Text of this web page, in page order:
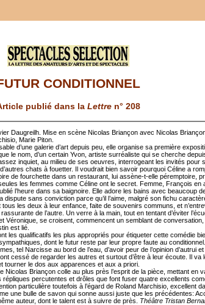
CONDITIONNEL
publié dans la Lettre n° 208
Daugreilh. Mise en scène Nicolas Briançon avec Nicolas
Marie Piton.
d’une galerie d’art depuis peu, elle organise sa première
le nom, d’un certain Yvon, artiste surréaliste qui se cherche
inquiet, au milieu de ses oeuvres, interrogeant les invités pour
chats à fouetter. Il voudrait bien savoir pourquoi Céline a
de fourchette dans un restaurant, lui assène-t-elle péremptoire,
les femmes comme Céline ont le secret. Femme, François en
l’heure dans sa baignoire. Elle adore les bains avec beaucoup
dispute sans conviction parce qu’il l’aime, malgré son fichu
tous les deux à leur enfance, faite de souvenirs communs, et
de l’autre. Un verre à la main, tout en tentant d’éviter
Véronique, se croisent, commencent un semblant de
est lié.
les qualificatifs les plus appropriés pour étiqueter cette comédie
dont le futur reste par leur propre faute au
tel Narcisse au bord de l’eau, d’avoir peur de l’opinion d’autrui
ont cessé de regarder les autres et surtout d’être à leur écoute. Il va
tourner le dos aux apparences et aux a priori.
Nicolas Briançon colle au plus près l’esprit de la pièce, mettant en
percutentes et drôles que font fuser quatre excellents
particulière toutefois à l’égard de Roland Marchisio, excellent
une bulle de savon qui sonne aussi juste que les précédentes:
auteur, dont le talent est à suivre de près. Théâtre Tristan